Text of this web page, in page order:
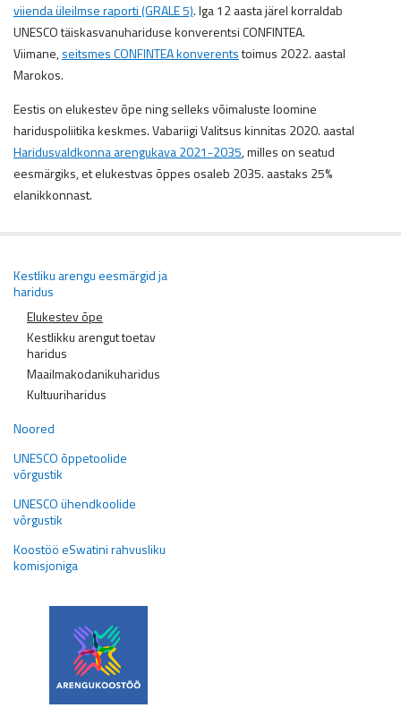
Kestliku arengu eesmärgid ja
haridus
Elukestev õpe
Kestlikku arengut toetav
haridus
Maailmakodanikuharidus
Kultuuriharidus
Noored
UNESCO õppetoolide
võrgustik
UNESCO ühendkoolide
võrgustik
Koostöö eSwatini rahvusliku
komisjoniga
viienda üleilmse raporti (GRALE 5). Iga 12 aasta järel korraldab
UNESCO täiskasvanuhariduse konverentsi CONFINTEA.
Viimane,seitsmes CONFINTEA konverentstoimus 2022. aastal
Marokos.
Eestis on elukestev õpe ning selleks võimaluste loomine
hariduspoliitika keskmes. Vabariigi Valitsus kinnitas 2020. aastal
Haridusvaldkonna arengukava 2021-2035, milles on seatud
eesmärgiks, et elukestvas õppes osaleb 2035. aastaks 25%
elanikkonnast.